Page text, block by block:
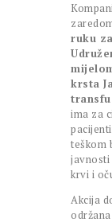
ruku
krsta
ima za
teškom
krvi i
Akcija